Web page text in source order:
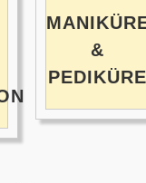
&
PEDIKÜRE